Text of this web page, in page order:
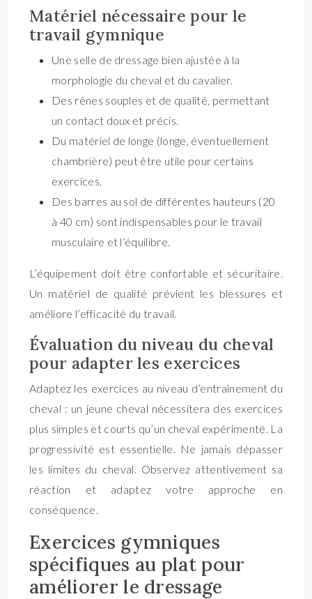
Matériel nécessaire pour le
travail gymnique
Une selle de dressage bien ajustée à la
morphologie du cheval et du cavalier.
Des rênes souples et de qualité, permettant
un contact doux et précis.
Du matériel de longe (longe, éventuellement
chambrière) peut être utile pour certains
exercices.
Des barres au sol de différentes hauteurs (20
à 40 cm) sont indispensables pour le travail
musculaire et l’équilibre.
L’équipement doit être confortable et sécuritaire.
Un matériel de qualité prévient les blessures et
améliore l’efficacité du travail.
Évaluation du niveau du cheval
pour adapter les exercices
Adaptez les exercices au niveau d’entraînement du
cheval : un jeune cheval nécessitera des exercices
plus simples et courts qu’un cheval expérimenté. La
progressivité est essentielle. Ne jamais dépasser
les limites du cheval. Observez attentivement sa
réaction et adaptez votre approche en
conséquence.
Exercices gymniques
spécifiques au plat pour
améliorer le dressage